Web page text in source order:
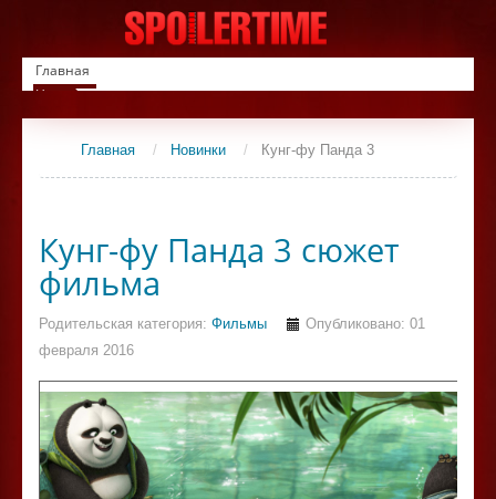
Главная
Новинки
Список фильмов
СериалыГлавная / Новинки / Кунг-фу Панда 3
Кунг-фу Панда 3 сюжет
фильма
Родительская категория: Фильмы
Опубликовано: 01
февраля 2016